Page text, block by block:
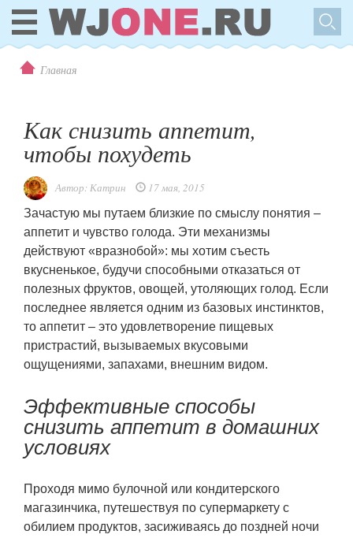
Главная
Как снизить аппетит,
чтобы похудеть
Автор: Катрин 17 мая, 2015
Зачастую мы путаем близкие по смыслу понятия –
аппетит и чувство голода. Эти механизмы
действуют «вразнобой»: мы хотим съесть
вкусненькое, будучи способными отказаться от
полезных фруктов, овощей, утоляющих голод. Если
последнее является одним из базовых инстинктов,
то аппетит – это удовлетворение пищевых
пристрастий, вызываемых вкусовыми
ощущениями, запахами, внешним видом.
Эффективные способы
снизить аппетит в домашних
условиях
Проходя мимо булочной или кондитерского
магазинчика, путешествуя по супермаркету с
обилием продуктов, засиживаясь до поздней ночи